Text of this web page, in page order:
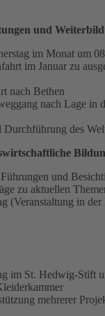
und
im Monat um
im Januar zu
nach Bethen
nach Lage in
des
und
zu aktuellen
(Veranstaltung in
im St. Hedwig-Stift
mehrerer